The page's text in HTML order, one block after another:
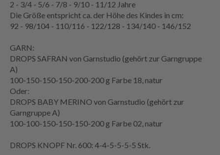
2 - 3/4 - 5/6 - 7/8 - 9/10 - 11/12 Jahre
Die Größe entspricht ca. der Höhe des Kindes in cm:
92 - 98/104 - 110/116 - 122/128 - 134/140 - 146/152
GARN:
DROPS SAFRAN von Garnstudio (gehört zur Garngruppe
A)
100-150-150-150-200-200 g Farbe 18, natur
Oder:
DROPS BABY MERINO von Garnstudio (gehört zur
Garngruppe A)
100-100-150-150-150-200 g Farbe 02, natur
DROPS KNOPF Nr. 600: 4-4-5-5-5-5 Stk.